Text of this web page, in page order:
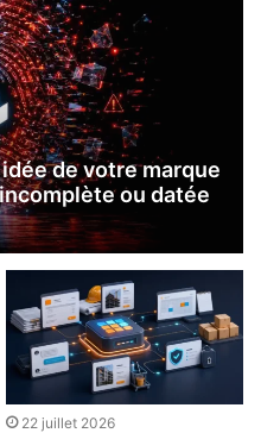
de votre marque
ou datée
22 juillet 2026